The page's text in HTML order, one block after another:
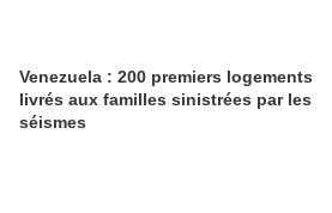
Venezuela : 200 premiers logements
livrés aux familles sinistrées par les
séismes